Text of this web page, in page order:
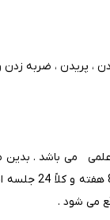
، پریدن ، ضربه
تحقیق به دو گروه
می شود .